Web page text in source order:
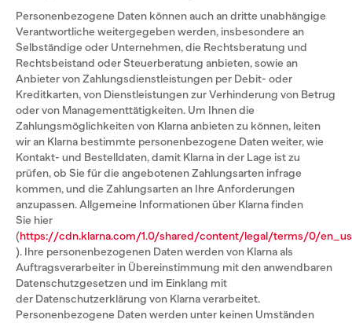
Personenbezogene Daten können auch an dritte unabhängige
Verantwortliche weitergegeben werden, insbesondere an
Selbständige oder Unternehmen, die Rechtsberatung und
Rechtsbeistand oder Steuerberatung anbieten, sowie an
Anbieter von Zahlungsdienstleistungen per Debit- oder
Kreditkarten, von Dienstleistungen zur Verhinderung von Betrug
oder von Managementtätigkeiten. Um Ihnen die
Zahlungsmöglichkeiten von Klarna anbieten zu können, leiten
wir an Klarna bestimmte personenbezogene Daten weiter, wie
Kontakt- und Bestelldaten, damit Klarna in der Lage ist zu
prüfen, ob Sie für die angebotenen Zahlungsarten infrage
kommen, und die Zahlungsarten an Ihre Anforderungen
anzupassen. Allgemeine Informationen über Klarna finden
Sie hier
(https://cdn.klarna.com/1.0/shared/content/legal/terms/0/
). Ihre personenbezogenen Daten werden von Klarna als
Auftragsverarbeiter in Übereinstimmung mit den anwendbaren
Datenschutzgesetzen und im Einklang mit
der Datenschutzerklärung von Klarna verarbeitet.
Personenbezogene Daten werden unter keinen Umständen